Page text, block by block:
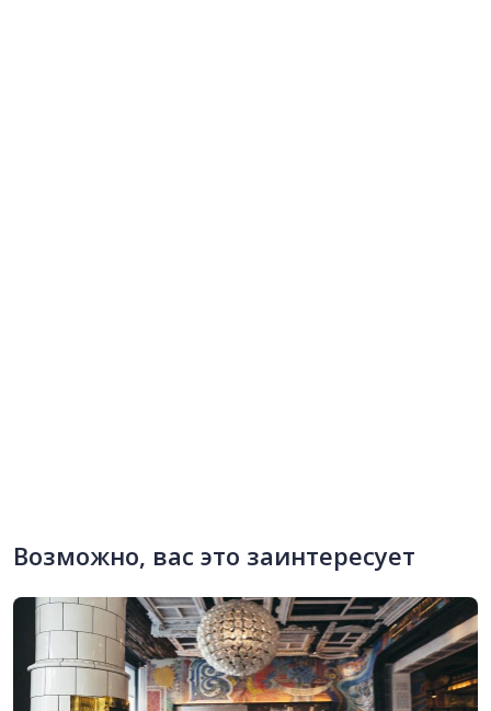
Возможно, вас это заинтересует